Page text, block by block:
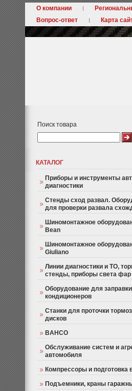
О компании
Вопрос-ответ
Карта
Поиск товара
КАТАЛОГ
Приборы и инструменты
диагностики
Стенды сход развал.
для проверки развала
Шиномонтажное
Bean
Шиномонтажное
Giuliano
Линии диагностики и ТО,
стенды, приборы света фар
Оборудование для заправки
кондиционеров
Станки для проточки
дисков
BAHCO
Обслуживание систем и
автомобиля
Компрессоры и подготовка
Подъемники, краны